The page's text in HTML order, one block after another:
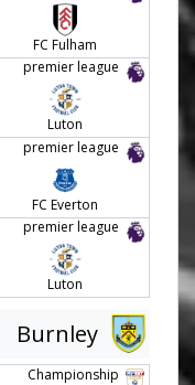
FC Fulham
premier league
Luton
premier league
FC Everton
premier league
Luton
Burnley
Championship